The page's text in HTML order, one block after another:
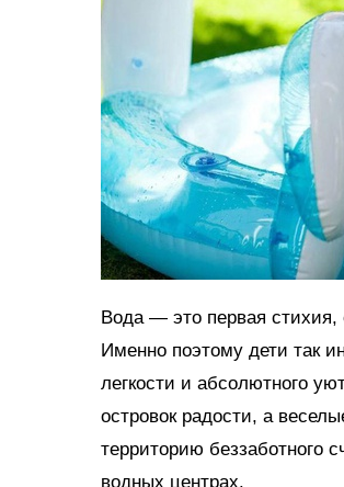
Вода — это первая стихия,
Именно поэтому дети так
легкости и абсолютного
островок радости, а
территорию беззаботного
водных центрах.